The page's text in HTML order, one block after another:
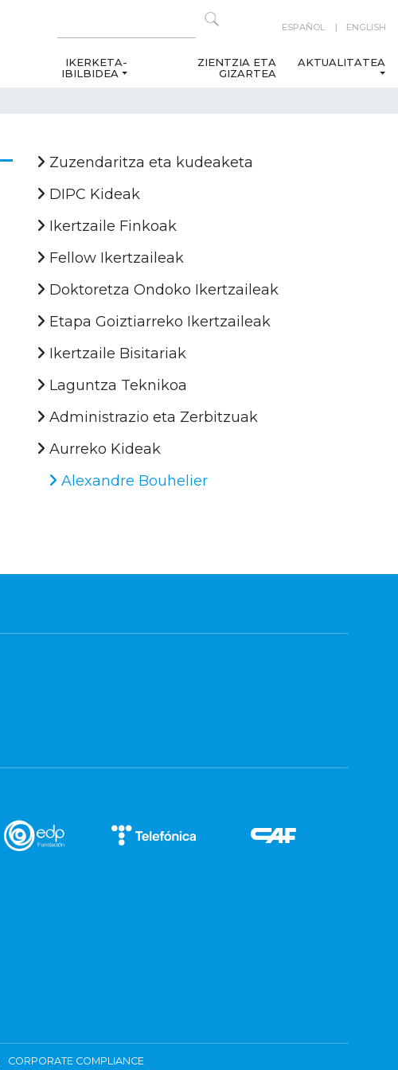
ESPAÑOL ENGLISH
IKERKETA-
IBILBIDEA
ZIENTZIA ETA
GIZARTEA
AKTUALITATEA
Zuzendaritza eta kudeaketa
DIPC Kideak
Ikertzaile Finkoak
Fellow Ikertzaileak
Doktoretza Ondoko Ikertzaileak
Etapa Goiztiarreko Ikertzaileak
Ikertzaile Bisitariak
Laguntza Teknikoa
Administrazio eta Zerbitzuak
Aurreko Kideak
Alexandre Bouhelier
CORPORATE COMPLIANCE